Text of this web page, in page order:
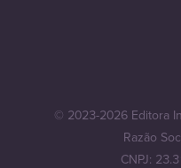
© 2023-2026 Editora
Razão
CNPJ: